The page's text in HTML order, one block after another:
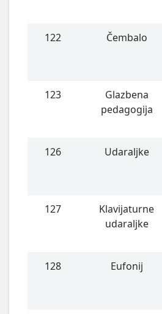
122 Čembalo
123
Glazbena
pedagogija
126 Udaraljke
127
Klavijaturne
udaraljke
128 Eufonij